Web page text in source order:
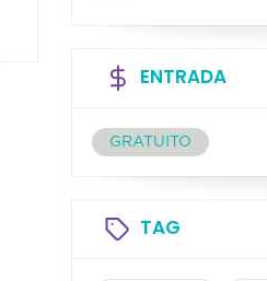
ENTRADA
GRATUITO
TAG